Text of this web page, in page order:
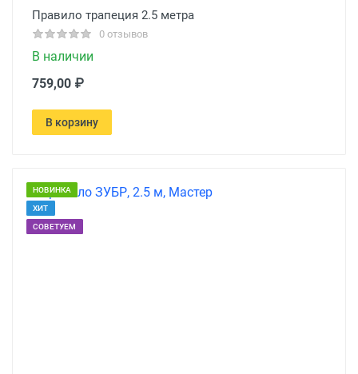
Правило трапеция 2.5 метра
0 отзывов
В наличии
759,00 ₽
В корзину
НОВИНКА
ХИТ
СОВЕТУЕМ